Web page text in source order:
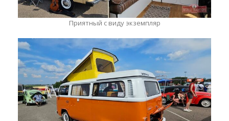
Приятный с виду экземпляр